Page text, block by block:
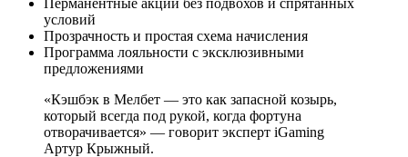
условий
Прозрачность и простая схема начисления
Программа лояльности с эксклюзивными
предложениями
«Кэшбэк в Мелбет — это как запасной козырь,
который всегда под рукой, когда фортуна
отворачивается» — говорит эксперт iGaming
Артур Крыжный.